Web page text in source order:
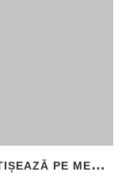
M
ATRIȚA UNEI MĂȘTI CE O ÎNFĂȚIȘEAZĂ PE MEDUSA, DESCOPERITĂ ÎN SICILIA